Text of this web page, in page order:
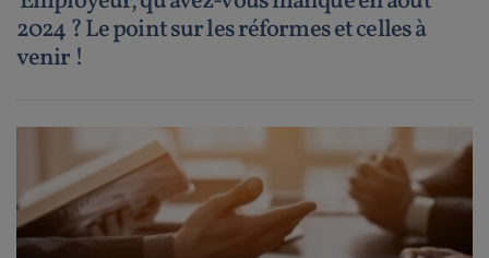
2024 ? Le point sur les réformes et celles à
venir !